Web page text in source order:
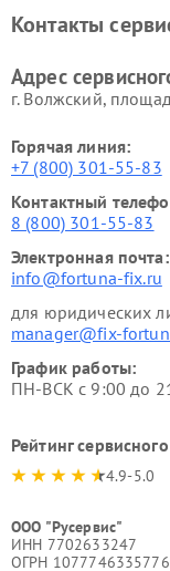
Контакты
Адрес
г. Волжский,
Горячая линия:
+7 (800) 301-55-83
Контактный
8 (800) 301-55-83
Электронная почта:
info@fortuna-fix.ru
для юридических
manager@fix-
График работы:
ПН-ВСК с 9:00 до
Рейтинг
4.9-5.0
ООО "Русервис"
ИНН 7702633247
ОГРН 1077746335776